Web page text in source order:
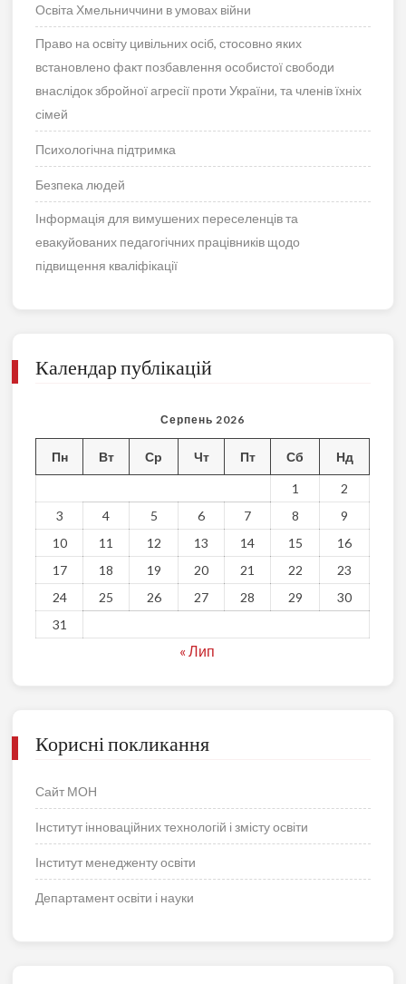
Освіта Хмельниччини в умовах війни
Право на освіту цивільних осіб, стосовно яких
встановлено факт позбавлення особистої свободи
внаслідок збройної агресії проти України, та членів їхніх
сімей
Психологічна підтримка
Безпека людей
Інформація для вимушених переселенців та
евакуйованих педагогічних працівників щодо
підвищення кваліфікації
Календар публікацій
Серпень 2026
Пн Вт Ср Чт Пт Сб Нд
1
2
3
4 5 6 7 8
9
10
11 12 13 14 15
16
17
18 19 20 21 22
23
24
25 26 27 28 29
30
31
« Лип
Корисні покликання
Сайт МОН
Інститут інноваційних технологій і змісту освіти
Інститут менедженту освіти
Департамент освіти і науки